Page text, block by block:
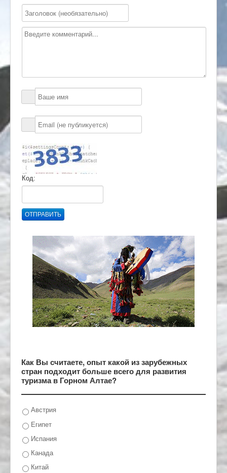
Код:
ОТПРАВИТЬ
Как Вы считаете, опыт какой из зарубежных
стран подходит больше всего для развития
туризма в Горном Алтае?
Австрия
Египет
Испания
Канада
Китай